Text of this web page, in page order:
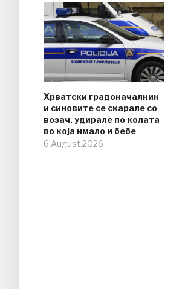
Хрватски градоначалник
и синовите се скарале со
возач, удирале по колата
во која имало и бебе
6.August.2026